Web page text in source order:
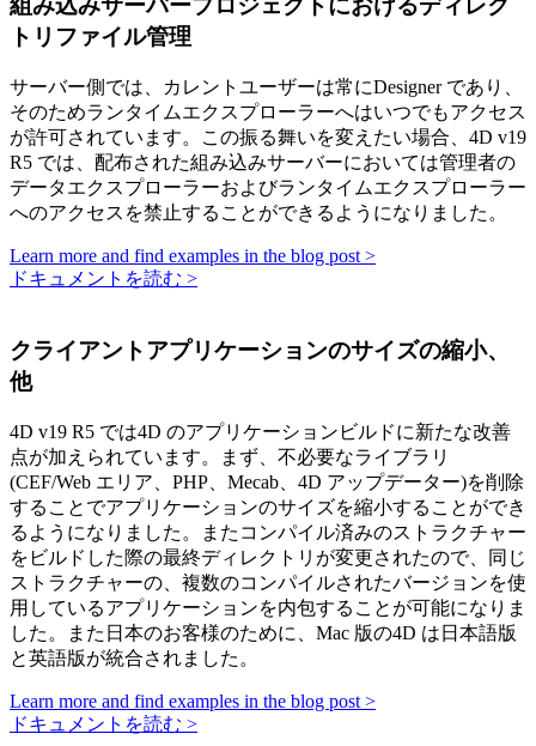
組み込みサーバープロジェクトにおけるディレク
トリファイル管理
サーバー側では、カレントユーザーは常にDesigner であり、
そのためランタイムエクスプローラーへはいつでもアクセス
が許可されています。この振る舞いを変えたい場合、4D v19
R5 では、配布された組み込みサーバーにおいては管理者の
データエクスプローラーおよびランタイムエクスプローラー
へのアクセスを禁止することができるようになりました。
Learn more and find examples in the blog post >
ドキュメントを読む >
クライアントアプリケーションのサイズの縮小、
他
4D v19 R5 では4D のアプリケーションビルドに新たな改善
点が加えられています。まず、不必要なライブラリ
(CEF/Web エリア、PHP、Mecab、4D アップデーター)を削除
することでアプリケーションのサイズを縮小することができ
るようになりました。またコンパイル済みのストラクチャー
をビルドした際の最終ディレクトリが変更されたので、同じ
ストラクチャーの、複数のコンパイルされたバージョンを使
用しているアプリケーションを内包することが可能になりま
した。また日本のお客様のために、Mac 版の4D は日本語版
と英語版が統合されました。
Learn more and find examples in the blog post >
ドキュメントを読む >